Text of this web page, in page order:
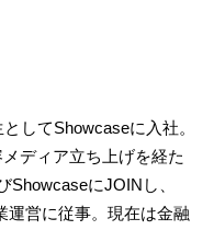
してShowcaseに入社。
ディア立ち上げを経た
ShowcaseにJOINし、
運営に従事。現在は金融